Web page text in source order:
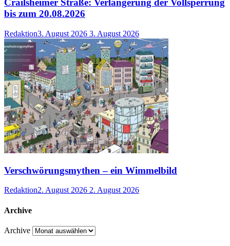
Crailsheimer Straße: Verlängerung der Vollsperrung
bis zum 20.08.2026
Redaktion3. August 2026 3. August 2026
Verschwörungsmythen – ein Wimmelbild
Redaktion2. August 2026 2. August 2026
Archive
Archive